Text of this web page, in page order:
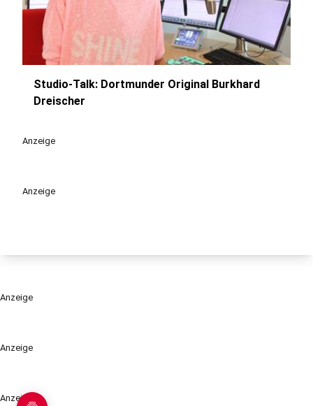
Anzeige
Anzeige
Studio-Talk: Dortmunder Original Burkhard
Dreischer
Anzeige
Anzeige
Anzeige